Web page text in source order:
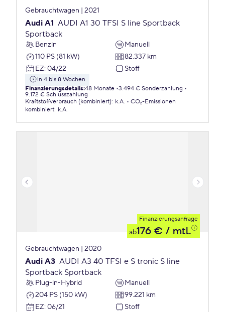
Gebrauchtwagen | 2021
Audi A1 AUDI A1 30 TFSI S line Sportback
Sportback
Benzin
Manuell
110 PS (81 kW)
82.337 km
EZ: 04/22 Stoff
in 4 bis 8 Wochen
Finanzierungsdetails:48 Monate 3.494 € Sonderzahlung
9.172 € Schlusszahlung
Kraftstoffverbrauch (kombiniert): k.A.
CO₂-Emissionen
kombiniert: k.A.
Finanzierungsanfrage
ab176 € / mtl.
Gebrauchtwagen | 2020
Audi A3 AUDI A3 40 TFSI e S tronic S line
Sportback Sportback
Plug-in-Hybrid
Manuell
204 PS (150 kW)
99.221 km
EZ: 06/21 Stoff